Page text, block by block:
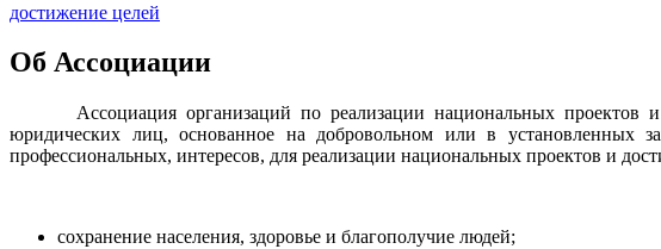
достижение целей
Об Ассоциации
Ассоциация организаций по реализации национальных проектов и
юридических лиц, основанное на добровольном или в установленных
профессиональных, интересов, для реализации национальных проектов и
сохранение населения, здоровье и благополучие людей;